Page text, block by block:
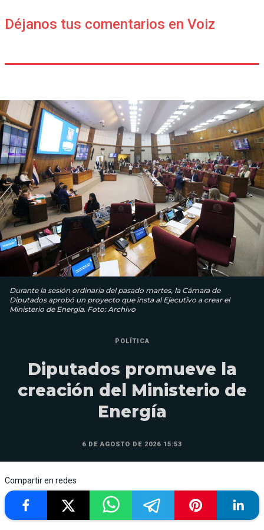
Déjanos tus comentarios en Voiz
Durante la sesión ordinaria del pasado martes, la Cámara de
Diputados aprobó un proyecto que insta al Ejecutivo a crear el
Ministerio de Energía. Foto: Archivo
POLÍTICA
Diputados promueve la
creación del Ministerio de
Energía
6 DE AGOSTO DE 2026 15:53
Compartir en redes